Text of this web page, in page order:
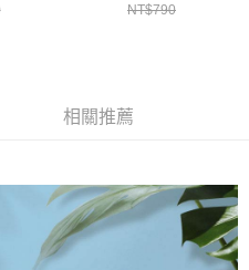
人或監護人之同意方可使用
訊註冊。若發現惡意使用之情形，
)免運費
綠/珊瑚粉)
NT$790
相關推薦